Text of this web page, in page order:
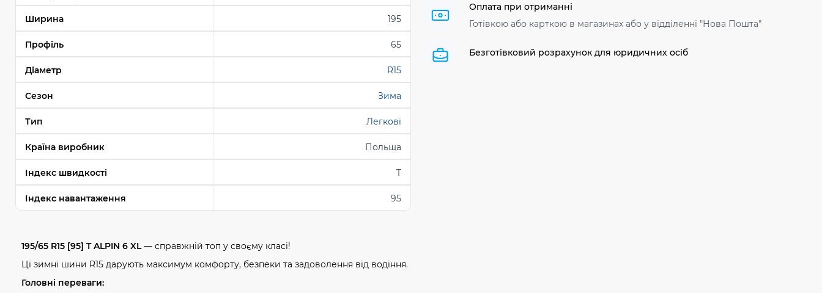
Ширина 195
Профіль 65
Діаметр R15
Сезон Зима
Тип Легкові
Країна виробник Польща
Індекс швидкості T
Індекс навантаження 95
Оплата при отриманні
Готівкою або карткою в магазинах або у відділенні "Нова Пошта"
Безготівковий розрахунок для юридичних осіб
195/65 R15 [95] T ALPIN 6 XL— справжній топ у своєму класі!
Ці зимні шини R15 дарують максимум комфорту, безпеки та задоволення від водіння.
Головні переваги: